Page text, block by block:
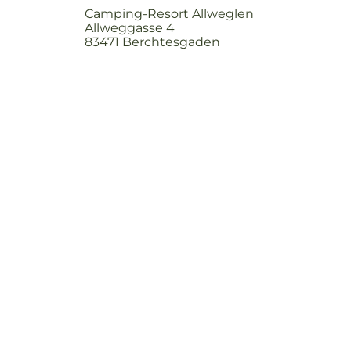
Camping-Resort Allweglen
Allweggasse 4
83471 Berchtesgaden